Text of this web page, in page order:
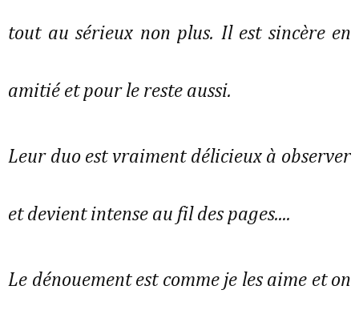
tout au sérieux non plus. Il est sincère en
amitié et pour le reste aussi.
Leur duo est vraiment délicieux à observer
et devient intense au fil des pages....
Le dénouement est comme je les aime et on